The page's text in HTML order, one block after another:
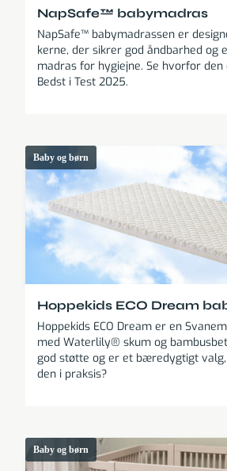
NapSafe™ babymadras
NapSafe™ babymadrassen er
kerne, der sikrer god åndbarhed og
madras for hygiejne. Se hvorfor
Bedst i Test 2025.
Hoppekids ECO Dream
Hoppekids ECO Dream er en
med Waterlily® skum og
god støtte og er et bæredygtigt
den i praksis?
Baby og børn
Baby og børn